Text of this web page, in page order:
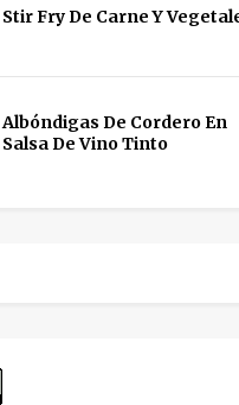
Stir Fry De Carne Y
Albóndigas De Cordero En
Salsa De Vino Tinto